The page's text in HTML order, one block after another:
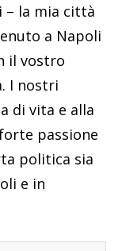
– la mia città
a Napoli
il vostro
I nostri
di vita e alla
passione
politica sia
e in